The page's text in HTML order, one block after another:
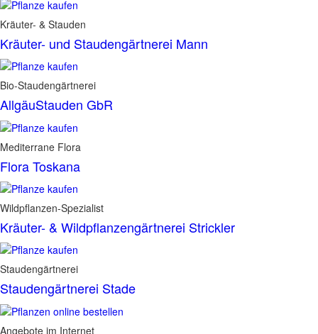
Kräuter- & Stauden
Kräuter- und Staudengärtnerei Mann
Bio-Staudengärtnerei
AllgäuStauden GbR
Mediterrane Flora
Flora Toskana
Wildpflanzen-Spezialist
Kräuter- & Wildpflanzengärtnerei Strickler
Staudengärtnerei
Staudengärtnerei Stade
Angebote im Internet